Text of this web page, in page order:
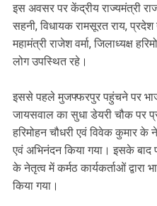
इस अवसर पर केंद्रीय राज्यमंत्री
सहनी, विधायक रामसूरत राय,
महामंत्री राजेश वर्मा, जिलाध्यक्ष
लोग उपस्थित रहे।
इससे पहले मुजफ्फरपुर पहुंचने पर
जायसवाल का सुधा डेयरी चौक पर
हरिमोहन चौधरी एवं विवेक कुमार के
एवं अभिनंदन किया गया। इसके बाद
के नेतृत्व में कर्मठ कार्यकर्ताओं द्वारा
किया गया।